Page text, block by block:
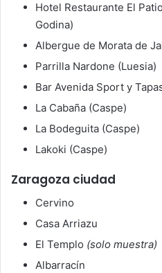
Hotel Restaurante El
Godina)
Albergue de Morata de
Parrilla Nardone (Luesia)
Bar Avenida Sport y
La Cabaña (Caspe)
La Bodeguita (Caspe)
Lakoki (Caspe)
Zaragoza ciudad
Cervino
Casa Arriazu
El Templo (solo muestra)
Albarracín